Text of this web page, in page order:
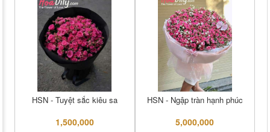
HSN - Tuyệt sắc kiêu sa
1,500,000
HSN - Ngập tràn hạnh phúc
5,000,000